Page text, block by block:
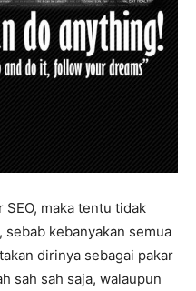
maka tentu tidak
kebanyakan semua
dirinya sebagai pakar
sah sah saja, walaupun